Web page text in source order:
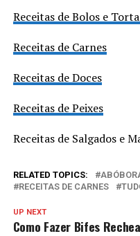
Receitas de Bolos e
Receitas de Carnes
Receitas de Doces
Receitas de Peixes
Receitas de Salgados e
RELATED TOPICS:
RECEITAS DE CARNES
UP NEXT
Como Fazer Bifes